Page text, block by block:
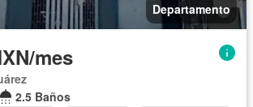
Departamento
mes
2.5 Baños